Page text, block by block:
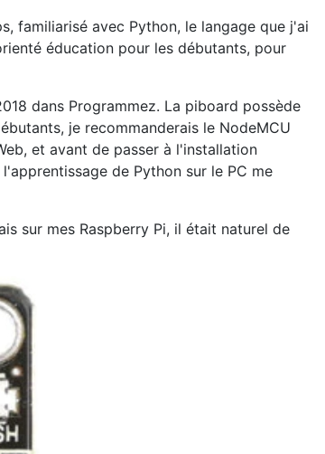
familiarisé avec Python, le langage que j'ai
éducation pour les débutants, pour
dans Programmez. La piboard possède
je recommanderais le NodeMCU
et avant de passer à l'installation
de Python sur le PC me
sur mes Raspberry Pi, il était naturel de